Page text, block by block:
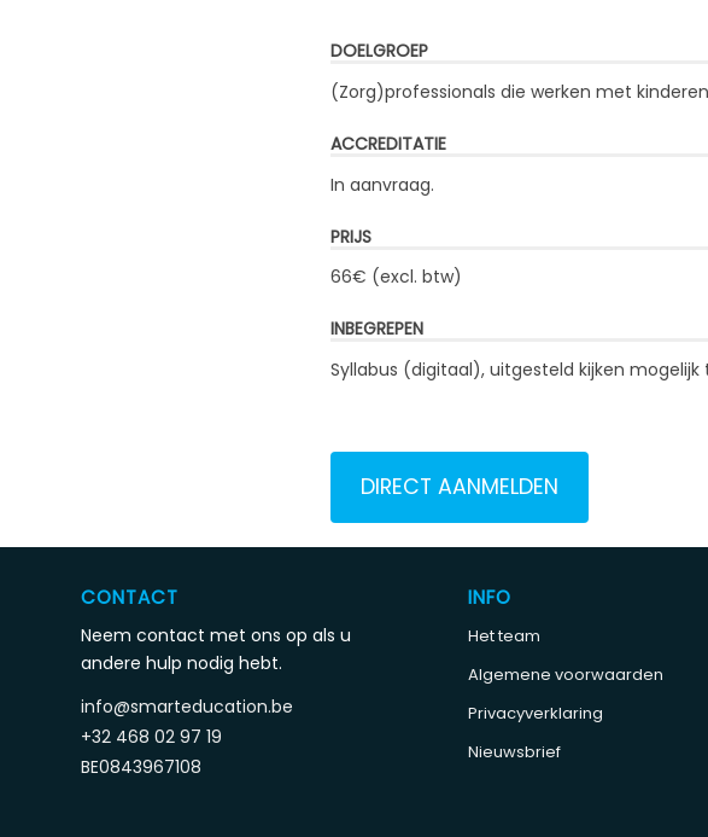
DOELGROEP
(Zorg)professionals die werken met
ACCREDITATIE
In aanvraag.
PRIJS
66€ (excl. btw)
INBEGREPEN
Syllabus (digitaal), uitgesteld kijken
DIRECT AANMELDEN
CONTACT
Neem contact met ons op als u
andere hulp nodig hebt.
info@smarteducation.be
+32 468 02 97 19
BE0843967108
INFO
Het team
Algemene voorwaarden
Privacyverklaring
Nieuwsbrief